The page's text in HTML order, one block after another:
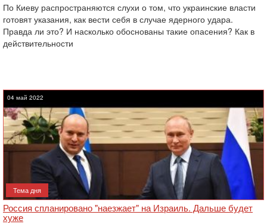
По Киеву распространяются слухи о том, что украинские власти
готовят указания, как вести себя в случае ядерного удара.
Правда ли это? И насколько обоснованы такие опасения? Как в
действительности
04 май 2022
Тема дня
Россия спланировано "наезжает" на Израиль. Дальше будет
хуже